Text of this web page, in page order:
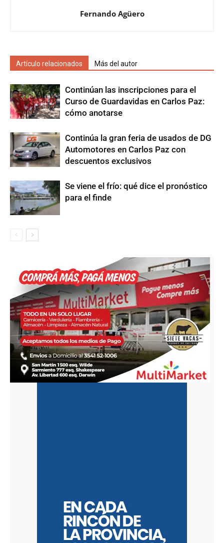
Fernando Agüero
Artículo relacionados Más del autor
Continúan las inscripciones para el
Curso de Guardavidas en Carlos Paz:
cómo anotarse
Continúa la gran feria de usados de DG
Automotores en Carlos Paz con
descuentos exclusivos
Se viene el frío: qué dice el pronóstico
para el finde